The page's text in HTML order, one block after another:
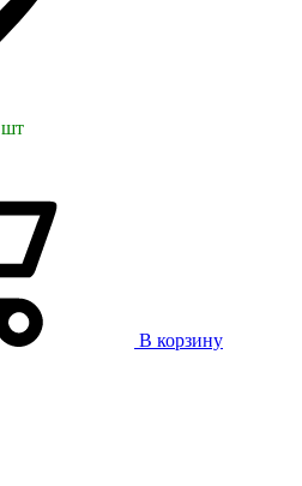
шт
В корзину